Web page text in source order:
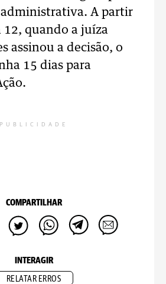
A partir
quando a juíza
assinou a decisão, o
15 dias para
PUBLICIDADE
COMPARTILHAR
INTERAGIR
RELATAR ERROS